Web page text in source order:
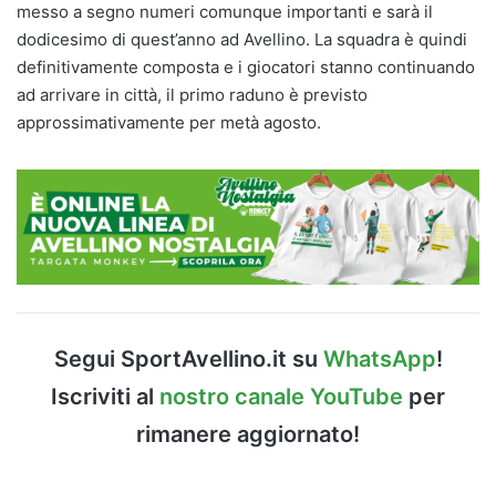
messo a segno numeri comunque importanti e sarà il
dodicesimo di quest’anno ad Avellino. La squadra è quindi
definitivamente composta e i giocatori stanno continuando
ad arrivare in città, il primo raduno è previsto
approssimativamente per metà agosto.
Segui SportAvellino.it su WhatsApp!
Iscriviti al nostro canale YouTube per
rimanere aggiornato!